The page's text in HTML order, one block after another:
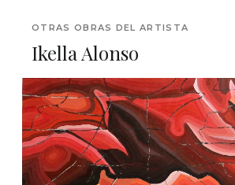
OTRAS OBRAS DEL ARTISTA
Ikella Alonso